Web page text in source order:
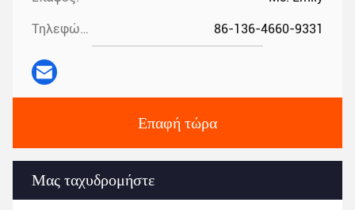
Τηλεφώνημα: 86-136-4660-9331
Επαφή τώρα
Μας ταχυδρομήστε